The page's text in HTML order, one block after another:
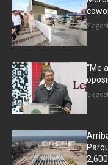
5
“Me
5